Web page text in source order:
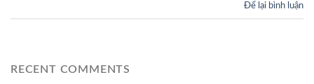
Để lại bình luận
RECENT COMMENTS